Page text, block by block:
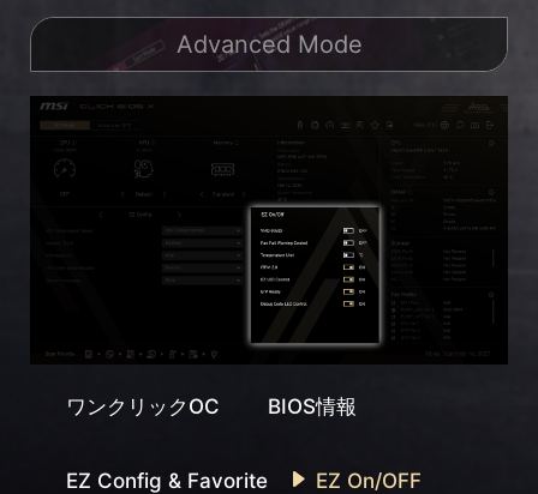
Advanced Mode
ワンクリックOC BIOS情報
EZ Config & Favorite EZ On/OFF